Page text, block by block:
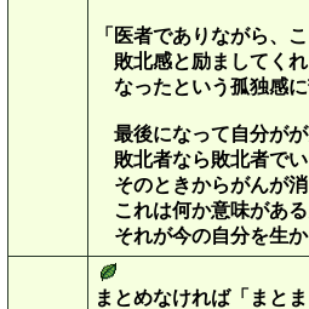
「医者でありながら、
敗北感と励ましてく
なったという孤独感
最後になって自分が
敗北者なら敗北者で
そのときからがんが
これは何か意味があ
それが今の自分を生
まとめなければ「まと